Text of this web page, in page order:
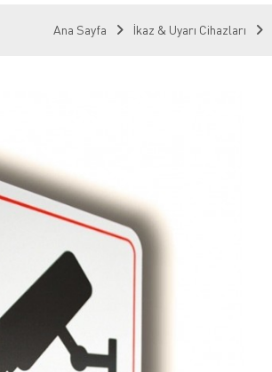
Ana Sayfa İkaz & Uyarı Cihazları